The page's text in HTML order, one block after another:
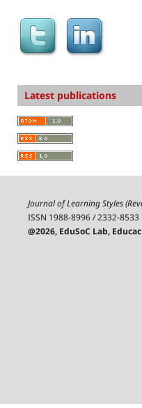
Latest publications
Journal of Learning Styles
ISSN 1988-8996 / 2332-8533
@2026, EduSoC Lab,